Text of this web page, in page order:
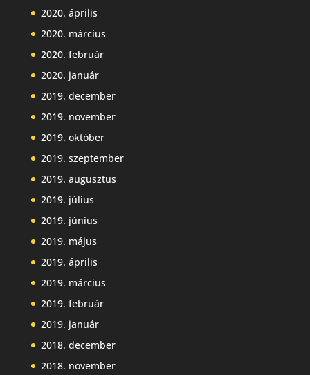
2020. április
2020. március
2020. február
2020. január
2019. december
2019. november
2019. október
2019. szeptember
2019. augusztus
2019. július
2019. június
2019. május
2019. április
2019. március
2019. február
2019. január
2018. december
2018. november